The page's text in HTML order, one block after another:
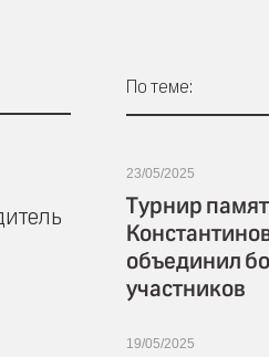
По теме:
23/05/2025
Турнир
объединил
участников
19/05/2025